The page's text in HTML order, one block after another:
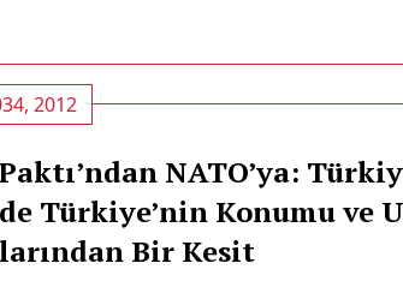
2012
NATO’ya:
Türkiye’nin Konumu ve
Bir Kesit